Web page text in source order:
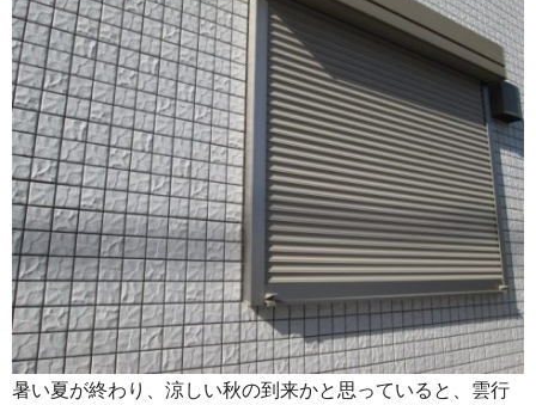
暑い夏が終わり、涼しい秋の到来かと思っていると、雲行